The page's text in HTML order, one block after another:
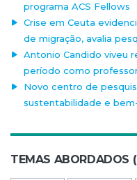
programa ACS Fellows
Crise em Ceuta
de migração, avalia
Antonio Candido viveu
período como
Novo centro de
sustentabilidade e
TEMAS ABORDADOS